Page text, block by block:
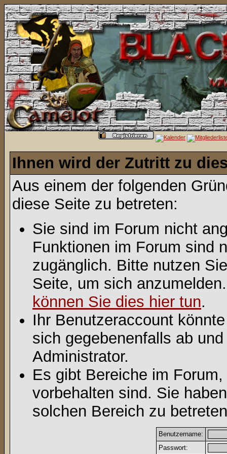
Ihnen wird der Zutritt zu
Aus einem der folgenden
diese Seite zu betreten:
Sie sind im Forum nicht
Funktionen im Forum sind
zugänglich. Bitte nutzen
Seite, um sich
können Sie dies hier tun.
Ihr Benutzeraccount
sich gegebenenfalls ab
Administrator.
Es gibt Bereiche im
vorbehalten sind. Sie
solchen Bereich zu
Benutzername:
Passwort: